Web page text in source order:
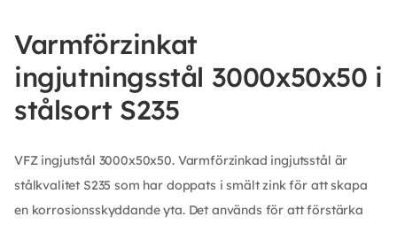
Varmförzinkat
ingjutningsstål 3000x50x50 i
stålsort S235
VFZ ingjutstål 3000x50x50. Varmförzinkad ingjutsstål är
stålkvalitet S235 som har doppats i smält zink för att skapa
en korrosionsskyddande yta. Det används för att förstärka